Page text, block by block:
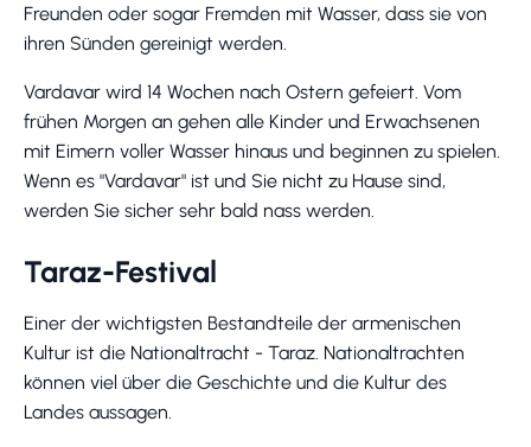
Freunden oder sogar Fremden mit Wasser, dass sie von
ihren Sünden gereinigt werden.
Vardavar wird 14 Wochen nach Ostern gefeiert. Vom
frühen Morgen an gehen alle Kinder und Erwachsenen
mit Eimern voller Wasser hinaus und beginnen zu spielen.
Wenn es "Vardavar" ist und Sie nicht zu Hause sind,
werden Sie sicher sehr bald nass werden.
Taraz-Festival
Einer der wichtigsten Bestandteile der armenischen
Kultur ist die Nationaltracht - Taraz. Nationaltrachten
können viel über die Geschichte und die Kultur des
Landes aussagen.